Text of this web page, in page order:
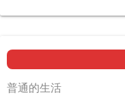
普通的生活